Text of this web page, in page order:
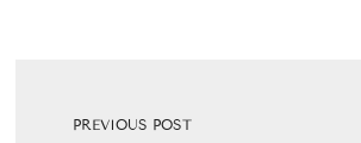
PREVIOUS POST